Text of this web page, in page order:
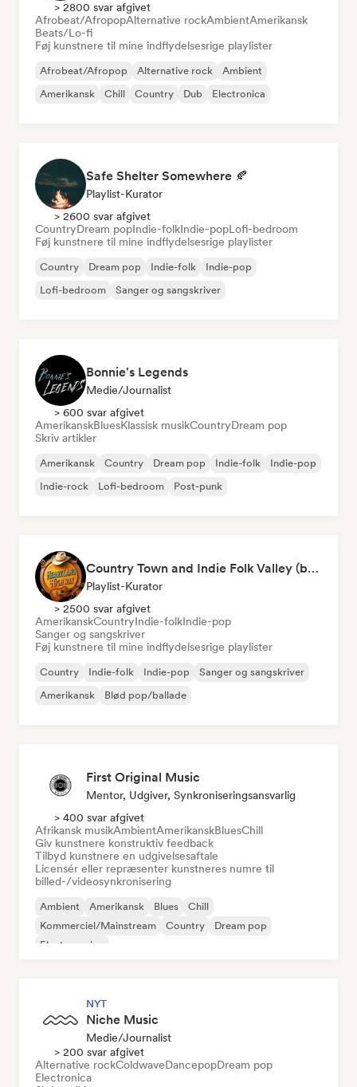
> 2800 svar afgivet
Afrobeat/AfropopAlternative rockAmbientAmerikansk
Beats/Lo-fi
Føj kunstnere til mine indflydelsesrige playlister
Afrobeat/Afropop Alternative rock
Ambient
Amerikansk
Chill Country Dub Electronica
Safe Shelter Somewhere 🍂
Playlist-Kurator
> 2600 svar afgivet
CountryDream popIndie-folkIndie-popLofi-bedroom
Føj kunstnere til mine indflydelsesrige playlister
Country Dream pop Indie-folk
Indie-pop
Lofi-bedroom
Sanger og sangskriver
Bonnie's Legends
Medie/journalist
> 600 svar afgivet
AmerikanskBluesKlassisk musikCountryDream pop
Skriv artikler
Amerikansk Country Dream pop Indie-folk
Indie-pop
Indie-rock
Lofi-bedroom Post-punk
Country Town and Indie Folk Valley (by Heartland Highway)
Playlist-Kurator
> 2500 svar afgivet
AmerikanskCountryIndie-folkIndie-pop
Sanger og sangskriver
Føj kunstnere til mine indflydelsesrige playlister
Country Indie-folk Indie-pop
Sanger og sangskriver
Amerikansk
Blød pop/ballade
First Original Music
Mentor, Udgiver, Synkroniseringsansvarlig
> 400 svar afgivet
Afrikansk musikAmbientAmerikanskBluesChill
Giv kunstnere konstruktiv feedback
Tilbyd kunstnere en udgivelsesaftale
Licensér eller repræsenter kunstneres numre til
billed-/videosynkronisering
Ambient Amerikansk Blues
Chill
Kommerciel/Mainstream
Country
Dream pop
Electro swing
NYT
Niche Music
Medie/journalist
> 200 svar afgivet
Alternative rockColdwaveDancepopDream pop
Electronica